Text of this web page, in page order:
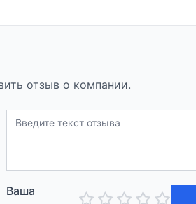
отзыв о компании.
Ваша